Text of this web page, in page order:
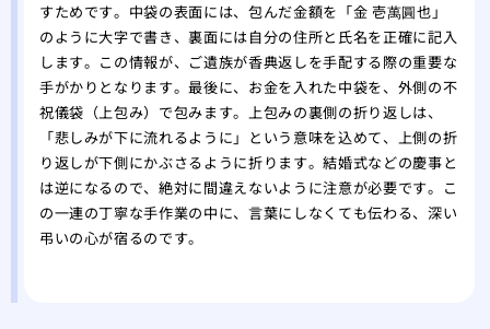
すためです。中袋の表面には、包んだ金額を「金 壱萬圓也」
のように大字で書き、裏面には自分の住所と氏名を正確に記入
します。この情報が、ご遺族が香典返しを手配する際の重要な
手がかりとなります。最後に、お金を入れた中袋を、外側の不
祝儀袋（上包み）で包みます。上包みの裏側の折り返しは、
「悲しみが下に流れるように」という意味を込めて、上側の折
り返しが下側にかぶさるように折ります。結婚式などの慶事と
は逆になるので、絶対に間違えないように注意が必要です。こ
の一連の丁寧な手作業の中に、言葉にしなくても伝わる、深い
弔いの心が宿るのです。